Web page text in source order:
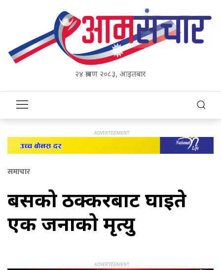
२४ श्रावण २०८३, आइतबार
समाचार
बसको ठक्करबाट घाइते
एक जनाको मृत्यु